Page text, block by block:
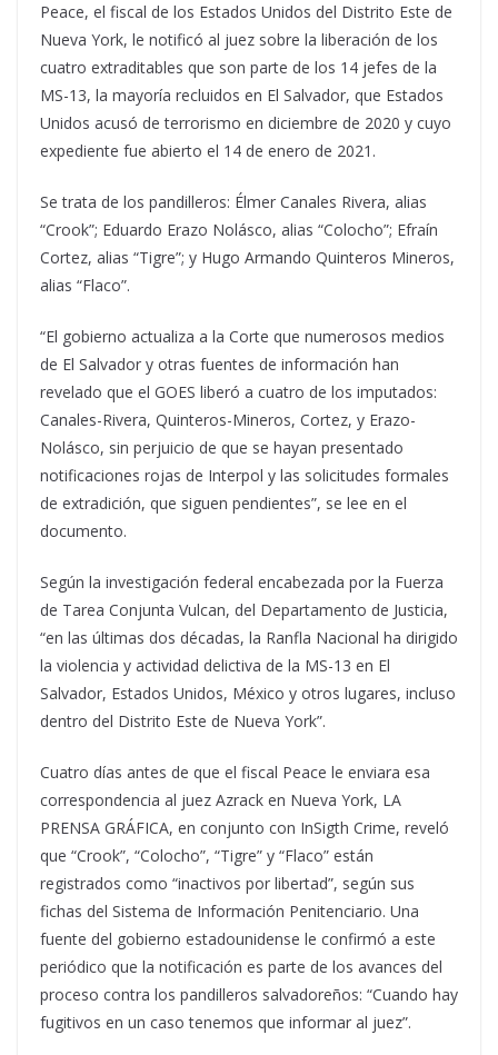
Peace, el fiscal de los Estados Unidos del Distrito Este de
Nueva York, le notificó al juez sobre la liberación de los
cuatro extraditables que son parte de los 14 jefes de la
MS-13, la mayoría recluidos en El Salvador, que Estados
Unidos acusó de terrorismo en diciembre de 2020 y cuyo
expediente fue abierto el 14 de enero de 2021.
Se trata de los pandilleros: Élmer Canales Rivera, alias
“Crook”; Eduardo Erazo Nolásco, alias “Colocho”; Efraín
Cortez, alias “Tigre”; y Hugo Armando Quinteros Mineros,
alias “Flaco”.
“El gobierno actualiza a la Corte que numerosos medios
de El Salvador y otras fuentes de información han
revelado que el GOES liberó a cuatro de los imputados:
Canales-Rivera, Quinteros-Mineros, Cortez, y Erazo-
Nolásco, sin perjuicio de que se hayan presentado
notificaciones rojas de Interpol y las solicitudes formales
de extradición, que siguen pendientes”, se lee en el
documento.
Según la investigación federal encabezada por la Fuerza
de Tarea Conjunta Vulcan, del Departamento de Justicia,
“en las últimas dos décadas, la Ranfla Nacional ha dirigido
la violencia y actividad delictiva de la MS-13 en El
Salvador, Estados Unidos, México y otros lugares, incluso
dentro del Distrito Este de Nueva York”.
Cuatro días antes de que el fiscal Peace le enviara esa
correspondencia al juez Azrack en Nueva York, LA
PRENSA GRÁFICA, en conjunto con InSigth Crime, reveló
que “Crook”, “Colocho”, “Tigre” y “Flaco” están
registrados como “inactivos por libertad”, según sus
fichas del Sistema de Información Penitenciario. Una
fuente del gobierno estadounidense le confirmó a este
periódico que la notificación es parte de los avances del
proceso contra los pandilleros salvadoreños: “Cuando hay
fugitivos en un caso tenemos que informar al juez”.